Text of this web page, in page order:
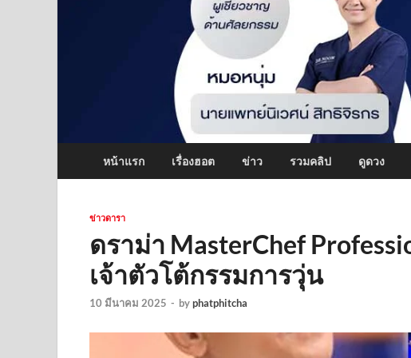
หน้าแรก เรื่องฮอต ข่าว รวมคลิป ดูดวง
ข่าวดารา
ดราม่า MasterChef
เจ้าตัวโต้กรรมการวุ่น
10 มีนาคม 2025 - byphatphitcha